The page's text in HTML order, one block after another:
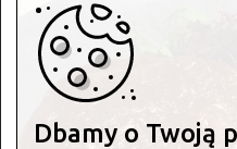
Dbamy o Twoją